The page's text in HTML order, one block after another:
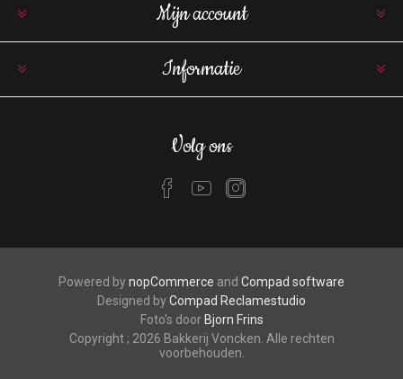
Mijn account
Informatie
Volg ons
Powered bynopCommerce and Compad software
Designed byCompad Reclamestudio
Foto's door Bjorn Frins
Copyright ; 2026 Bakkerij Voncken. Alle rechten
voorbehouden.